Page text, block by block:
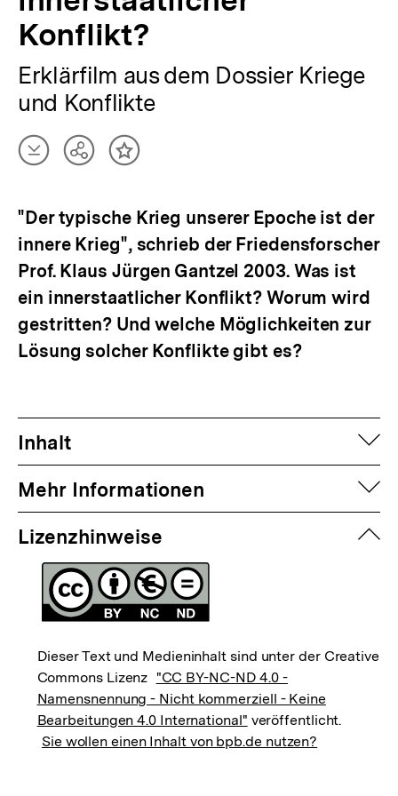
Konflikt?
Erklärfilm aus dem Dossier Kriege
und Konflikte
Artikel
herunterladen
TeilenInhalt
"Der typische Krieg unserer Epoche ist der
innere Krieg", schrieb der Friedensforscher
Prof. Klaus Jürgen Gantzel 2003. Was ist
ein innerstaatlicher Konflikt? Worum wird
gestritten? Und welche Möglichkeiten zur
Lösung solcher Konflikte gibt es?
Inhalt
Mehr Informationen
Lizenzhinweise
Dieser Text und Medieninhalt sind unter der Creative
Commons Lizenz "CC BY-NC-ND 4.0 -
Namensnennung - Nicht kommerziell - Keine
Bearbeitungen 4.0 International" veröffentlicht.
Sie wollen einen Inhalt von bpb.de nutzen?